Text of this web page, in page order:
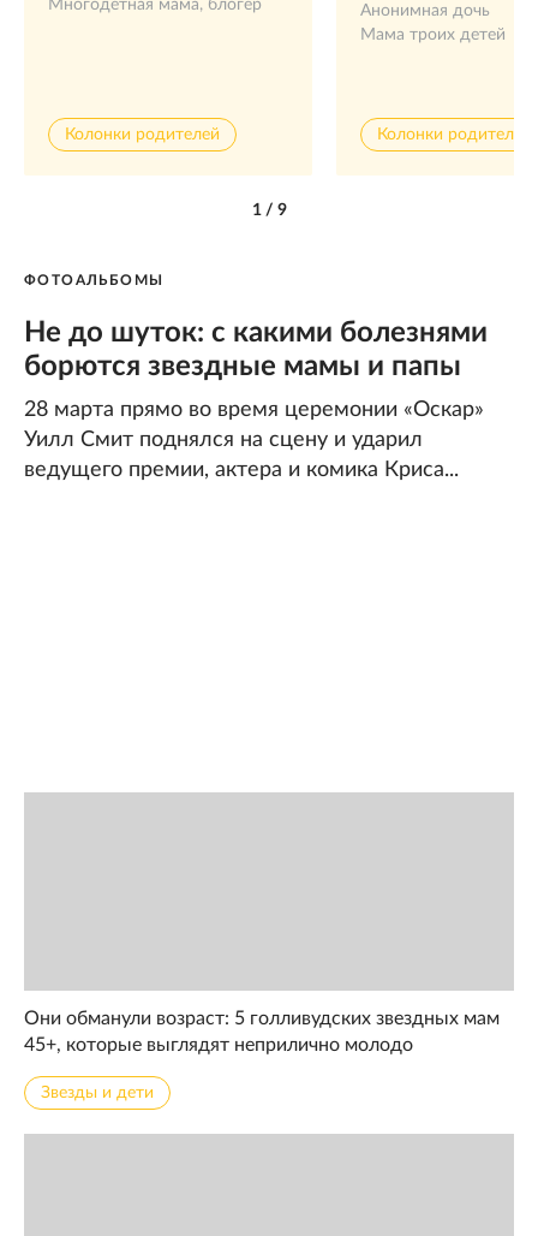
Многодетная мама, блогер
Колонки родителей
Анонимная дочь
Мама троих детей
Колонки родителей
1/ 9
ФОТОАЛЬБОМЫ
Не до шуток: с какими болезнями
борются звездные мамы и папы
28 марта прямо во время церемонии «Оскар»
Уилл Смит поднялся на сцену и ударил
ведущего премии, актера и комика Криса...
Они обманули возраст: 5 голливудских звездных мам
45+, которые выглядят неприлично молодо
Звезды и дети